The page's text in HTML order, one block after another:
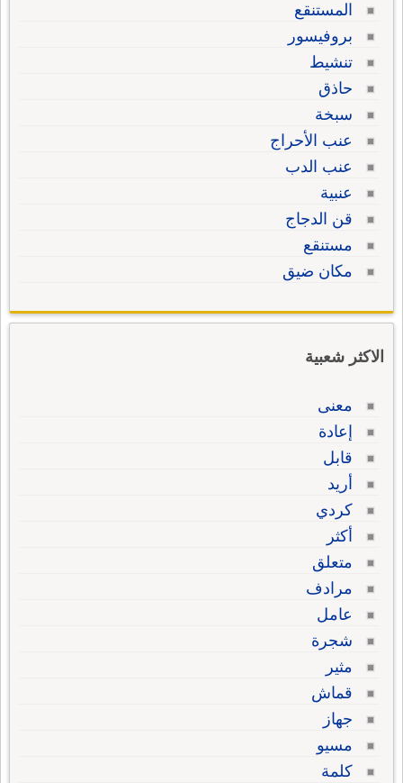
المستنقع
بروفيسور
تنشيط
حاذق
سبخة
عنب الأحراج
عنب الدب
عنبية
قن الدجاج
مستنقع
مكان ضيق
الاكثر شعبية
معنى
إعادة
قابل
أريد
كردي
أكثر
متعلق
مرادف
عامل
شجرة
مثير
قماش
جهاز
مسيو
كلمة